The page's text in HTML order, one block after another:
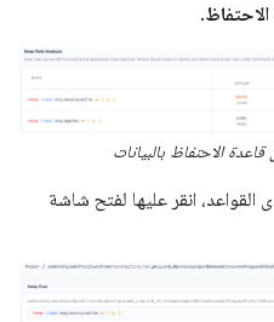
.
الاحتفاظ بالبيانات
القواعد، انقر عليها لفتح شاشة